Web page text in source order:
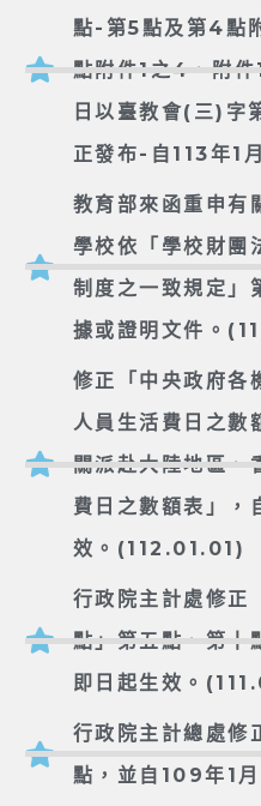
點-第5點及第4點
點附件1之4、附
日以臺教會(三)
正發布-自113年1
教育部來函重申有
學校依「學校財團
制度之一致規定」
據或證明文件。
修正「中央政府各
人員生活費日之數
關派赴大陸地區、
費日之數額表」，
效。(112.01.01)
行政院主計處修正
點」第五點、第十
即日起生效。
行政院主計總處修
點，並自109年1